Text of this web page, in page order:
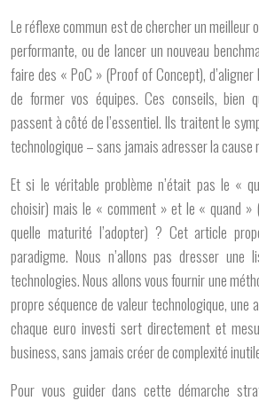
Le réflexe commun est de chercher un meilleur
performante, ou de lancer un nouveau
faire des « PoC » (Proof of Concept),
de former vos équipes. Ces conseils, bien
passent à côté de l’essentiel. Ils traitent le
technologique – sans jamais adresser la cause
Et si le véritable problème n’était pas le «
choisir) mais le « comment » et le « quand »
quelle maturité l’adopter) ? Cet article
paradigme. Nous n’allons pas dresser
technologies. Nous allons vous fournir une
propre séquence de valeur technologique, une
chaque euro investi sert directement et
business, sans jamais créer de complexité
Pour vous guider dans cette démarche